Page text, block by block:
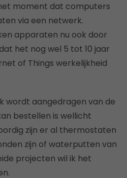
moment dat computers
via een netwerk.
apparaten nu ook door
het nog wel 5 tot 10 jaar
of Things werkelijkheid
wordt aangedragen van de
bestellen is wellicht
zijn er al thermostaten
zijn of waterputten van
projecten wil ik het